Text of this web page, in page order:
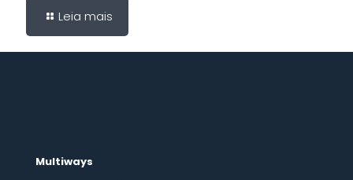
Leia mais
Multiways